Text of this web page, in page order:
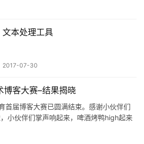
：stat 查看内容类型：file 二、bash的工
文本处理工具
2017-07-30
博客大赛–结果揭晓
首届博客大赛已圆满结束。感谢小伙伴们
小伙伴们掌声响起来，啤酒烤鸭high起来
就仅此一家，为啥这么说呢，您看啊，咱